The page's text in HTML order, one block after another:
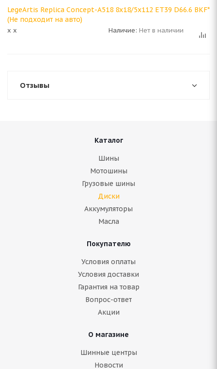
LegeArtis Replica Concept-A518 8x18/5x112 ET39 D66.6 BKF*
(Не подходит на авто)
x x Наличие: Нет в наличии
Отзывы
Каталог
Шины
Мотошины
Грузовые шины
Диски
Аккумуляторы
Масла
Покупателю
Условия оплаты
Условия доставки
Гарантия на товар
Вопрос-ответ
Акции
О магазине
Шинные центры
Новости